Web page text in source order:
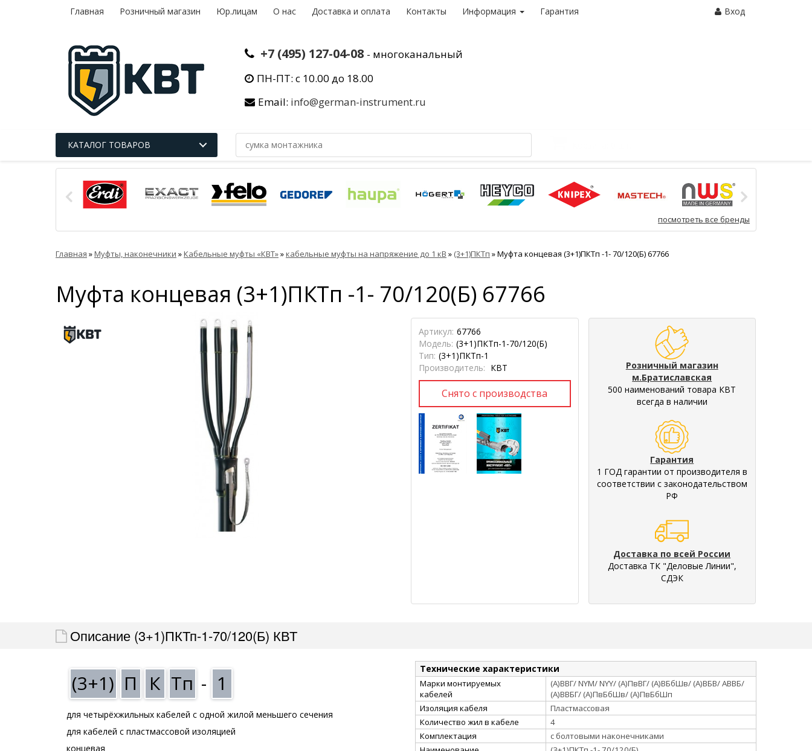
Главная Розничный магазин Юр.лицам О нас Доставка и оплата Контакты Информация Гарантия Вход
+7 (495) 127-04-08 - многоканальный
ПН-ПТ: с 10.00 до 18.00
Email: info@german-instrument.ru
КАТАЛОГ ТОВАРОВ
посмотреть все бренды
Главная »Муфты, наконечники »Кабельные муфты «КВТ»»кабельные муфты на напряжение до 1 кВ » (3+1)ПКТп »Муфта концевая (3+1)ПКТп -1- 70/120(Б) 67766
Муфта концевая (3+1)ПКТп -1- 70/120(Б) 67766
Артикул: 67766
Модель: (3+1)ПКТп-1-70/120(Б)
Тип: (3+1)ПКТп-1
Производитель: КВТ
Розничный магазин
м.Братиславская
500 наименований товара КВТ
всегда в наличии
Гарантия
1 ГОД гарантии от производителя в
соответствии с законодательством
РФ
Доставка по всей России
Доставка ТК "Деловые Линии",
СДЭК
Описание (3+1)ПКТп-1-70/120(Б) КВТ
(3+1) П К Тп - 1
для четырёхжильных кабелей с одной жилой меньшего сечения
для кабелей с пластмассовой изоляцией
концевая
Технические характеристики
Марки монтируемых
кабелей
(А)ВВГ/ NYM/ NYY/ (А)ПвВГ/ (А)ВБбШв/ (А)ВБВ/ АВВБ/
(А)ВВБГ/ (А)ПвБбШв/ (А)ПвБбШп
Изоляция кабеля
Пластмассовая
Количество жил в кабеле
4
Комплектация
с болтовыми наконечниками